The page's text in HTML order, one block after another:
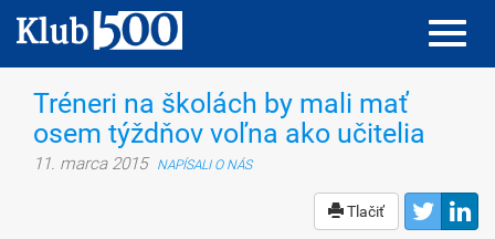
Tréneri na školách by mali mať
osem týždňov voľna ako učitelia
11. marca 2015 NAPÍSALI O NÁS
Tlačiť